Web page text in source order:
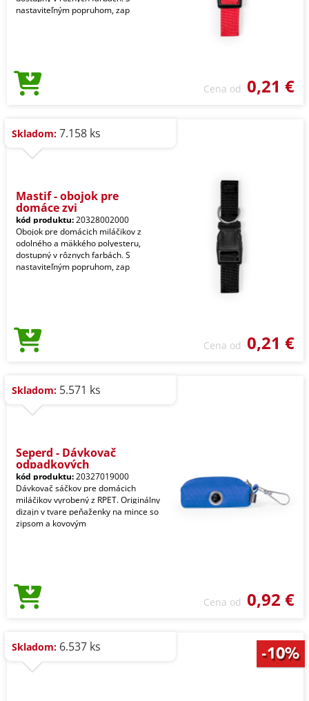
nastaviteľným popruhom, zap
Cena od 0,21 €
Skladom: 7.158 ks
Mastif - obojok pre
domáce zvi
kód produktu:20328002000
Obojok pre domácich miláčikov z
odolného a mäkkého polyesteru,
dostupný v rôznych farbách. S
nastaviteľným popruhom, zap
Cena od 0,21 €
Skladom: 5.571 ks
Seperd - Dávkovač
odpadkových
kód produktu:20327019000
Dávkovač sáčkov pre domácich
miláčikov vyrobený z RPET. Originálny
dizajn v tvare peňaženky na mince so
zipsom a kovovým
Cena od 0,92 €
Skladom: 6.537 ks